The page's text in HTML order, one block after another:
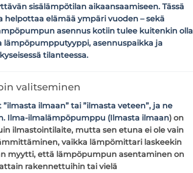
sisälämpötilan aikaansaamiseen. Tässä
helpottaa elämää ympäri vuoden – sekä
asennus kotiin tulee kuitenkin olla
lämpöpumpputyyppi, asennuspaikka ja
tilanteessa.
valitseminen
ilmaan” tai ”ilmasta veteen”, ja ne
Ilma-ilmalämpöpumppu (Ilmasta ilmaan) on
ilmastointilaite, mutta sen etuna ei ole vain
vaikka lämpömittari laskeekin
myytti, että lämpöpumpun asentaminen on
rakennettuihin tai vielä